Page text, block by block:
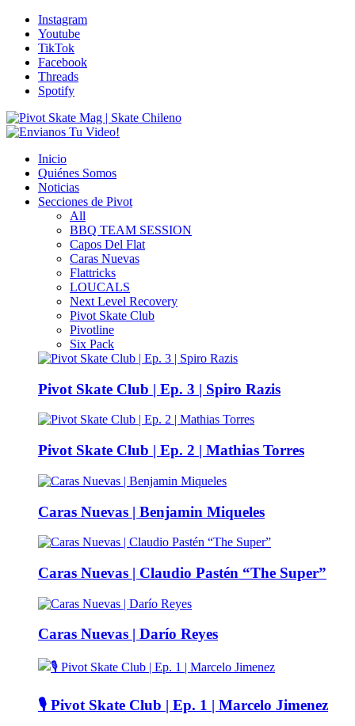
Instagram
Youtube
TikTok
Facebook
Threads
Spotify
Inicio
Quiénes Somos
Noticias
Secciones de Pivot
All
BBQ TEAM SESSION
Capos Del Flat
Caras Nuevas
Flattricks
LOUCALS
Next Level Recovery
Pivot Skate Club
Pivotline
Six Pack
Pivot Skate Club | Ep. 3 | Spiro Razis
Pivot Skate Club | Ep. 2 | Mathias Torres
Caras Nuevas | Benjamin Miqueles
Caras Nuevas | Claudio Pastén “The Super”
Caras Nuevas | Darío Reyes
🎙️ Pivot Skate Club | Ep. 1 | Marcelo Jimenez